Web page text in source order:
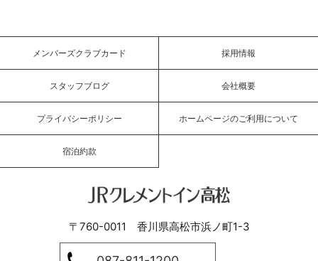
メンバーズクラブカード 採用情報
スタッフブログ 会社概要
プライバシーポリシー ホームページのご利用について
宿泊約款
JRクレメントイン高松
〒760-0011 香川県高松市浜ノ町1-3